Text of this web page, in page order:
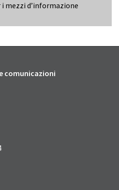
mezzi d’informazione
comunicazioni